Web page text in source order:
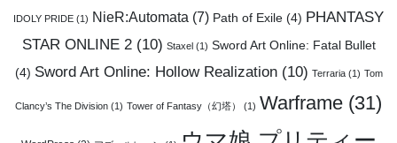
IDOLY PRIDE (1) NieR:Automata (7) Path of Exile (4) PHANTASY
STAR ONLINE 2(10) Staxel (1) Sword Art Online: Fatal Bullet
(4) Sword Art Online: Hollow Realization(10) Terraria(1) Tom
Clancy’s The Division (1) Tower of Fantasy（幻塔） (1) Warframe (31)